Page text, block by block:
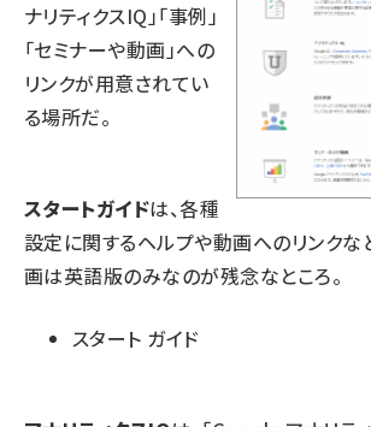
ナリティクスIQ」「事例」
「セミナーや動画」への
リンクが用意されてい
る場所だ。
スタートガイドは、各種
設定に関するヘルプや動画へのリンクな
画は英語版のみなのが残念なところ。
スタート ガイド